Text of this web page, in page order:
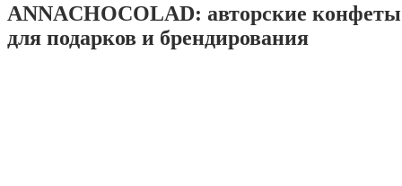
ANNACHOCOLAD: авторские
для подарков и брендирования